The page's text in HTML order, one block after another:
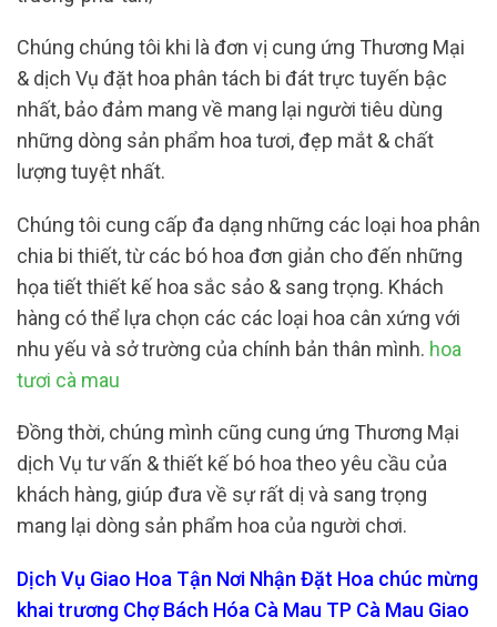
Chúng chúng tôi khi là đơn vị cung ứng Thương Mại
& dịch Vụ đặt hoa phân tách bi đát trực tuyến bậc
nhất, bảo đảm mang về mang lại người tiêu dùng
những dòng sản phẩm hoa tươi, đẹp mắt & chất
lượng tuyệt nhất.
Chúng tôi cung cấp đa dạng những các loại hoa phân
chia bi thiết, từ các bó hoa đơn giản cho đến những
họa tiết thiết kế hoa sắc sảo & sang trọng. Khách
hàng có thể lựa chọn các các loại hoa cân xứng với
nhu yếu và sở trường của chính bản thân mình. hoa
tươi cà mau
Đồng thời, chúng mình cũng cung ứng Thương Mại
dịch Vụ tư vấn & thiết kế bó hoa theo yêu cầu của
khách hàng, giúp đưa về sự rất dị và sang trọng
mang lại dòng sản phẩm hoa của người chơi.
Dịch Vụ Giao Hoa Tận Nơi Nhận Đặt Hoa chúc mừng
khai trương Chợ Bách Hóa Cà Mau TP Cà Mau Giao